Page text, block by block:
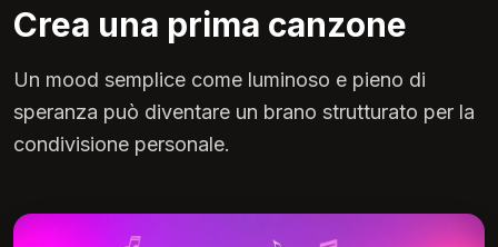
Crea una prima canzone
Un mood semplice come luminoso e pieno di
speranza può diventare un brano strutturato per la
condivisione personale.